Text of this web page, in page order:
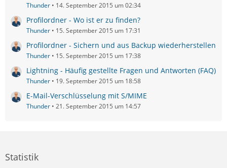
Thunder 14. September 2015 um 02:34
Profilordner - Wo ist er zu finden?
Thunder 15. September 2015 um 17:31
Profilordner - Sichern und aus Backup wiederherstellen
Thunder 15. September 2015 um 17:38
Lightning - Häufig gestellte Fragen und Antworten (FAQ)
Thunder 19. September 2015 um 18:58
E-Mail-Verschlüsselung mit S/MIME
Thunder 21. September 2015 um 14:57
Statistik